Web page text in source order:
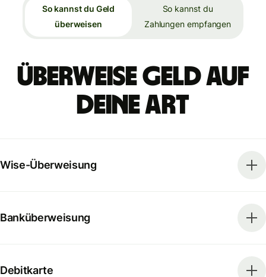
So kannst du Geld
überweisen
So kannst du
Zahlungen empfangen
Überweise Geld auf
deine Art
Wise-Überweisung
Banküberweisung
Debitkarte